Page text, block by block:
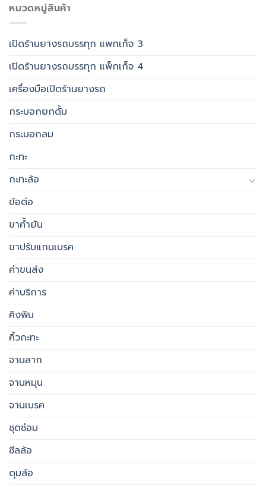
หมวดหมู่สินค้า
เปิดร้านยางรถบรรทุก แพกเก็จ 3
เปิดร้านยางรถบรรทุก แพ็กเก็จ 4
เครื่องมือเปิดร้านยางรถ
กระบอกยกดั้ม
กระบอกลม
กะทะ
กะทะล้อ
ข้อต่อ
ขาค้ำยัน
ขาปรับแกนเบรค
ค่าขนส่ง
ค่าบริการ
คิงพิน
คิ้วกะทะ
จานลาก
จานหมุน
จานเบรค
ชุดซ่อม
ซีลล้อ
ดุมล้อ